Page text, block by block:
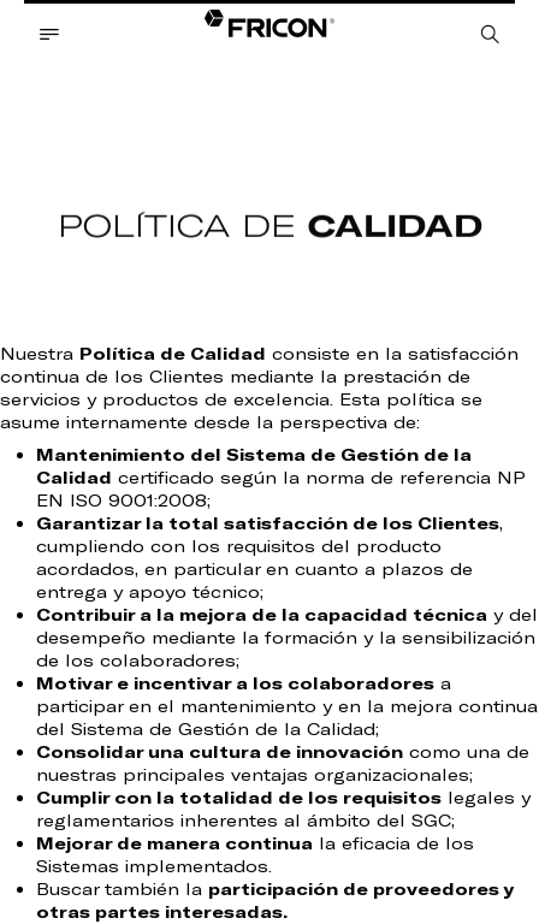
POLÍTICA DE CALIDAD
Nuestra Política de Calidad consiste en la satisfacción
continua de los Clientes mediante la prestación de
servicios y productos de excelencia. Esta política se
asume internamente desde la perspectiva de:
Mantenimiento del Sistema de Gestión de la
Calidad certificado según la norma de referencia NP
EN ISO 9001:2008;
Garantizar la total satisfacción de los Clientes,
cumpliendo con los requisitos del producto
acordados, en particular en cuanto a plazos de
entrega y apoyo técnico;
Contribuir a la mejora de la capacidad técnica y del
desempeño mediante la formación y la sensibilización
de los colaboradores;
Motivar e incentivar a los colaboradores a
participar en el mantenimiento y en la mejora continua
del Sistema de Gestión de la Calidad;
Consolidar una cultura de innovación como una de
nuestras principales ventajas organizacionales;
Cumplir con la totalidad de los requisitos legales y
reglamentarios inherentes al ámbito del SGC;
Mejorar de manera continua la eficacia de los
Sistemas implementados.
Buscar también la participación de proveedores y
otras partes interesadas.